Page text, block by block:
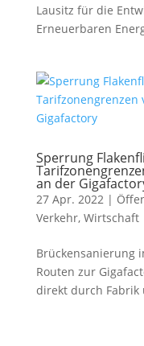
Lausitz für die
Erneuerbaren
Sperrung
an der
27 Apr. 2022|
Verkehr, Wirtschaft
Brückensanierung
Routen zur
direkt durch Fabrik